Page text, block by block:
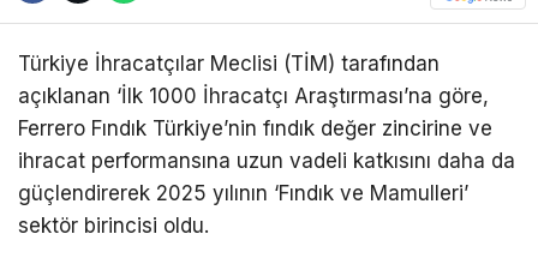
Türkiye İhracatçılar Meclisi (TİM) tarafından
açıklanan ‘İlk 1000 İhracatçı Araştırması’na göre,
Ferrero Fındık Türkiye’nin fındık değer zincirine ve
ihracat performansına uzun vadeli katkısını daha da
güçlendirerek 2025 yılının ‘Fındık ve Mamulleri’
sektör birincisi oldu.